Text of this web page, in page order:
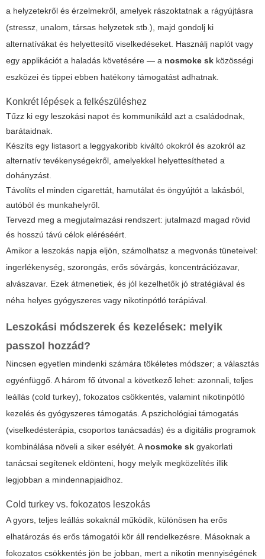
a helyzetekről és érzelmekről, amelyek rászoktatnak a rágyújtásra
(stressz, unalom, társas helyzetek stb.), majd gondolj ki
alternatívákat és helyettesítő viselkedéseket. Használj naplót vagy
egy applikációt a haladás követésére — a nosmoke sk közösségi
eszközei és tippei ebben hatékony támogatást adhatnak.
Konkrét lépések a felkészüléshez
Tűzz ki egy leszokási napot és kommunikáld azt a családodnak,
barátaidnak.
Készíts egy listasort a leggyakoribb kiváltó okokról és azokról az
alternatív tevékenységekről, amelyekkel helyettesítheted a
dohányzást.
Távolíts el minden cigarettát, hamutálat és öngyújtót a lakásból,
autóból és munkahelyről.
Tervezd meg a megjutalmazási rendszert: jutalmazd magad rövid
és hosszú távú célok eléréséért.
Amikor a leszokás napja eljön, számolhatsz a megvonás tüneteivel:
ingerlékenység, szorongás, erős sóvárgás, koncentrációzavar,
alvászavar. Ezek átmenetiek, és jól kezelhetők jó stratégiával és
néha helyes gyógyszeres vagy nikotinpótló terápiával.
Leszokási módszerek és kezelések: melyik
passzol hozzád?
Nincsen egyetlen mindenki számára tökéletes módszer; a választás
egyénfüggő. A három fő útvonal a következő lehet: azonnali, teljes
leállás (cold turkey), fokozatos csökkentés, valamint nikotinpótló
kezelés és gyógyszeres támogatás. A pszichológiai támogatás
(viselkedésterápia, csoportos tanácsadás) és a digitális programok
kombinálása növeli a siker esélyét. Anosmoke sk gyakorlati
tanácsai segítenek eldönteni, hogy melyik megközelítés illik
legjobban a mindennapjaidhoz.
Cold turkey vs. fokozatos leszokás
A gyors, teljes leállás sokaknál működik, különösen ha erős
elhatározás és erős támogatói kör áll rendelkezésre. Másoknak a
fokozatos csökkentés jön be jobban, mert a nikotin mennyiségének